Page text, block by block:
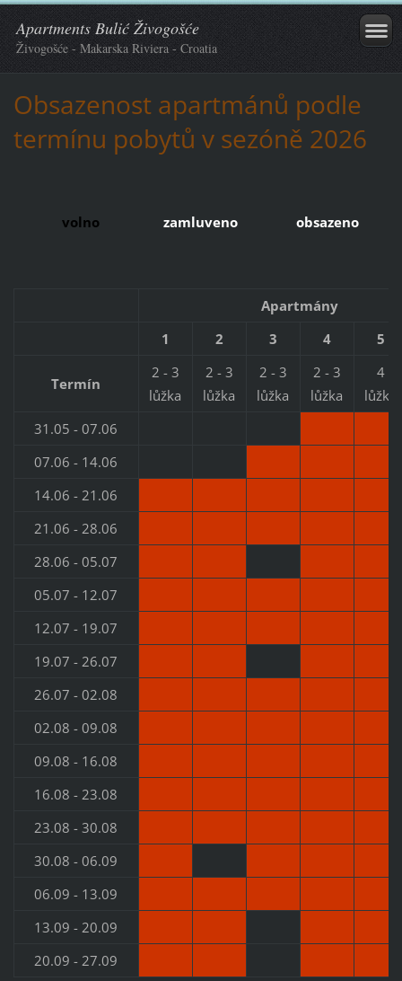
Apartments Bulić Živogošće
Živogošće - Makarska Riviera - Croatia
Obsazenost apartmánů podle
termínu pobytů v sezóně 2026
volno zamluveno obsazeno
Apartmány
1
2 3 4 5
Termín
2 - 3
lůžka
2 - 3
lůžka
2 - 3
lůžka
2 - 3
lůžka
4
lůžka
31.05 - 07.06
07.06 - 14.06
14.06 - 21.06
21.06 - 28.06
28.06 - 05.07
05.07 - 12.07
12.07 - 19.07
19.07 - 26.07
26.07 - 02.08
02.08 - 09.08
09.08 - 16.08
16.08 - 23.08
23.08 - 30.08
30.08 - 06.09
06.09 - 13.09
13.09 - 20.09
20.09 - 27.09